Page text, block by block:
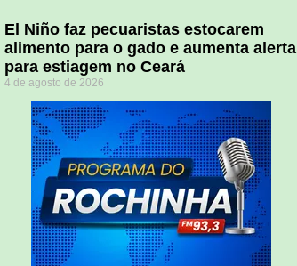
El Niño faz pecuaristas estocarem
alimento para o gado e aumenta alerta
para estiagem no Ceará
4 de agosto de 2026